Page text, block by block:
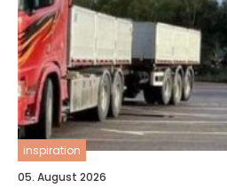
inspiration
05. August 2026